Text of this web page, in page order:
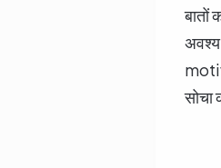
बातों
अवश्य
सोचा